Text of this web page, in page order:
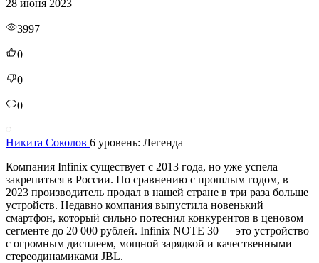
28 июня 2023
3997
0
0
0
Никита Соколов 6 уровень: Легенда
Компания Infinix существует с 2013 года, но уже успела
закрепиться в России. По сравнению с прошлым годом, в
2023 производитель продал в нашей стране в три раза больше
устройств. Недавно компания выпустила новенький
смартфон, который сильно потеснил конкурентов в ценовом
сегменте до 20 000 рублей. Infinix NOTE 30 — это устройство
с огромным дисплеем, мощной зарядкой и качественными
стереодинамиками JBL.